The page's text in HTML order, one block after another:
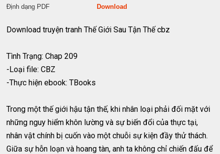
Định dạng PDFDownload
Download truyện tranh Thế Giới Sau Tận Thế cbz
Tình Trạng: Chap 209
-Loại file: CBZ
-Thực hiện ebook: TBooks
Trong một thế giới hậu tận thế, khi nhân loại phải đối mặt với
những nguy hiểm khôn lường và sự biến đổi của thực tại,
nhân vật chính bị cuốn vào một chuỗi sự kiện đầy thử thách.
Giữa sự hỗn loạn và hoang tàn, anh ta không chỉ chiến đấu để